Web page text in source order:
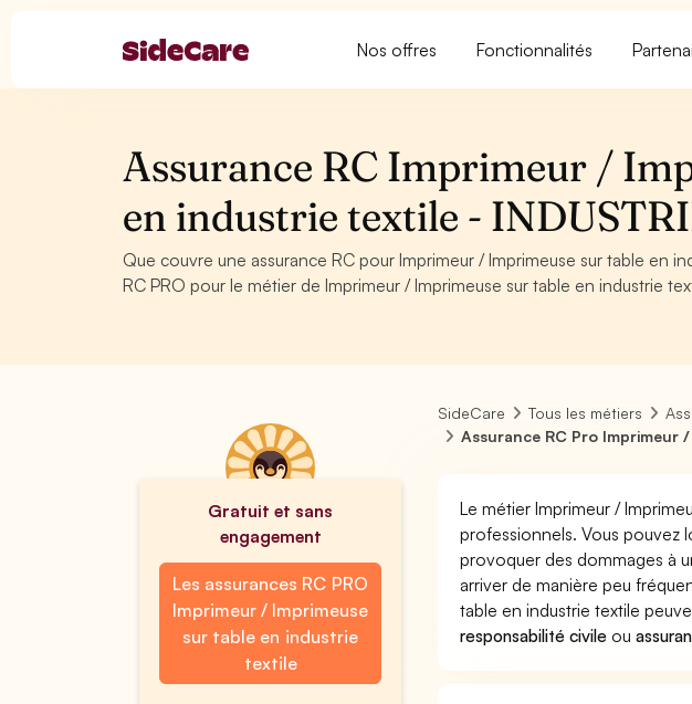
Nos offres Fonctionnalités
Assurance RC Imprimeur /
en industrie textile -
Que couvre une assurance RC pour Imprimeur / Imprimeuse sur table en
RC PRO pour le métier de Imprimeur / Imprimeuse sur table en industrie
Gratuit et sans
engagement
Les assurances RC PRO
Imprimeur / Imprimeuse
sur table en industrie
textile
SideCare Tous les métiers
Assurance RC Pro Imprimeur
Le métier Imprimeur /
professionnels. Vous pouvez
provoquer des dommages à
arriver de manière peu
table en industrie textile
responsabilité civile ou